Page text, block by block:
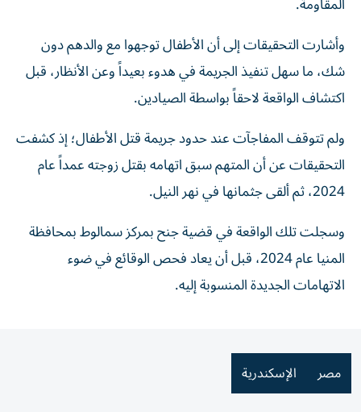
وأشارت التحقيقات إلى أن الأطفال توجهوا مع والدهم دون
شك، ما سهل تنفيذ الجريمة في هدوء بعيداً وعن الأنظار، قبل
اكتشاف الواقعة لاحقاً بواسطة الصيادين.
ولم تتوقف المفاجآت عند حدود جريمة قتل الأطفال؛ إذ كشفت
التحقيقات عن أن المتهم سبق اتهامه بقتل زوجته عمداً عام
2024، ثم ألقى جثمانها في نهر النيل.
وسجلت تلك الواقعة في قضية جنح بمركز سمالوط بمحافظة
المنيا عام 2024، قبل أن يعاد فحص الوقائع في ضوء
الاتهامات الجديدة المنسوبة إليه.
مصر الإسكندرية